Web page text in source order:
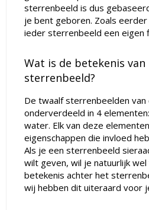
sterrenbeeld is dus
je bent geboren. Zoals
ieder sterrenbeeld een eigen
Wat is de betekenis van
sterrenbeeld?
De twaalf sterrenbeelden van
onderverdeeld in 4
water. Elk van deze
eigenschappen die invloed
Als je een sterrenbeeld
wilt geven, wil je natuurlijk
betekenis achter het
wij hebben dit uiteraard voor